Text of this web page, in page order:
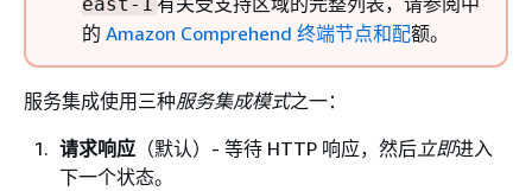
的 Amazon Comprehend 终端节点和配额。
服务集成使用三种服务集成模式之一：
请求响应 （默认）- 等待 HTTP 响应，然后立即进入
下一个状态。